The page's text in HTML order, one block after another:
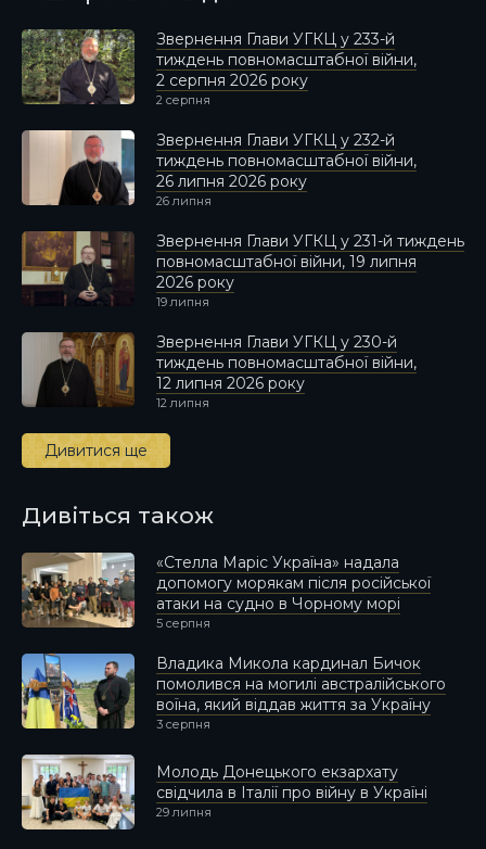
Звернення Глави УГКЦ у 233-й
тиждень повномасштабної війни,
2 серпня 2026 року
2 серпня
Звернення Глави УГКЦ у 232-й
тиждень повномасштабної війни,
26 липня 2026 року
26 липня
Звернення Глави УГКЦ у 231-й тиждень
повномасштабної війни, 19 липня
2026 року
19 липня
Звернення Глави УГКЦ у 230-й
тиждень повномасштабної війни,
12 липня 2026 року
12 липня
Дивитися ще
Дивіться також
«Стелла Маріс Україна» надала
допомогу морякам після російської
атаки на судно в Чорному морі
5 серпня
Владика Микола кардинал Бичок
помолився на могилі австралійського
воїна, який віддав життя за Україну
3 серпня
Молодь Донецького екзархату
свідчила в Італії про війну в Україні
29 липня